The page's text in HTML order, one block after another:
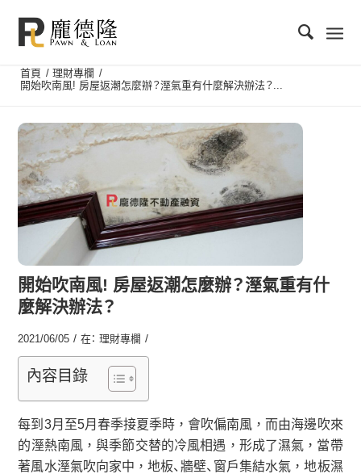
首頁 / 理財專欄 /
開始吹南風! 房屋返潮怎麼辦？溼氣重有什麼解決辦法？...
開始吹南風! 房屋返潮怎麼辦？溼氣重有什
麼解決辦法？
2021/06/05 / 在：理財專欄 /
內容目錄
每到3月至5月春季接夏季時，會吹偏南風，而由海邊吹來
的溼熱南風，與季節交替的冷風相遇，形成了濕氣，當帶
著風水溼氣吹向家中，地板、牆壁、窗戶集結水氣，地板濕